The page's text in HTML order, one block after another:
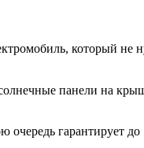
который не
панели на
гарантирует